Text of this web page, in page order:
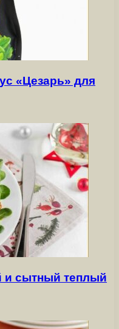
«Цезарь» для
и сытный теплый